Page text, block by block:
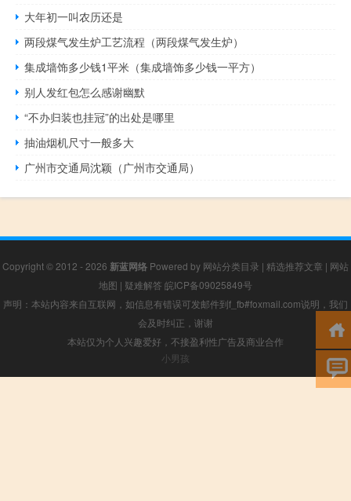
大年初一叫农历还是
两段煤气发生炉工艺流程（两段煤气发生炉）
集成墙饰多少钱1平米（集成墙饰多少钱一平方）
别人发红包怎么感谢幽默
“不办归装也挂冠”的出处是哪里
抽油烟机尺寸一般多大
广州市交通局沈颖（广州市交通局）
Copyright © 2012 - 2026 新蓝网络 Powered by 网站分类目录 | 精选推荐文章 | 网站
地图 | 疑难解答 皖ICP备09025849号
声明：本站内容来自互联网，如信息有错误可发邮件到f_fb#foxmail.com说明，我们
会及时纠正，谢谢
本站仅为个人兴趣爱好，不接盈利性广告及商业合作
小男孩